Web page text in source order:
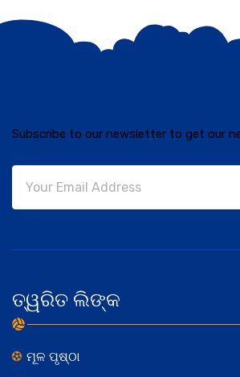
Subscribe to our newsletter to get our
ତ୍ୱରିତ ଲିଙ୍କ
ମୂଳ ପୃଷ୍ଠା